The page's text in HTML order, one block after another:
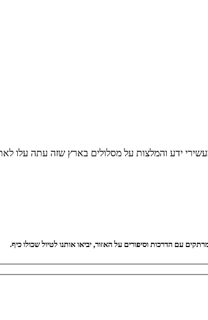
ידע והמלצות על מסלולים בארץ שזה עתה עלו
עם הדרכות וסיפורים על האזור, יביאו אותנו לטיול שכולו כיף.